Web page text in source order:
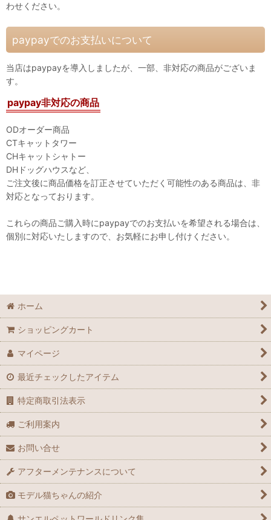
わせください。
paypayでのお支払いについて
当店はpaypayを導入しましたが、一部、非対応の商品がございま
す。
paypay非対応の商品
ODオーダー商品
CTキャットタワー
CHキャットシャトー
DHドッグハウスなど、
ご注文後に商品価格を訂正させていただく可能性のある商品は、非
対応となっております。
これらの商品ご購入時にpaypayでのお支払いを希望される場合は、
個別に対応いたしますので、お気軽にお申し付けください。
ホーム
ショッピングカート
マイページ
最近チェックしたアイテム
特定商取引法表示
ご利用案内
お問い合せ
アフターメンテナンスについて
モデル猫ちゃんの紹介